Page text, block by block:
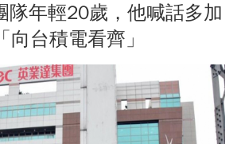
年輕20歲，他喊話多加
向台積電看齊」